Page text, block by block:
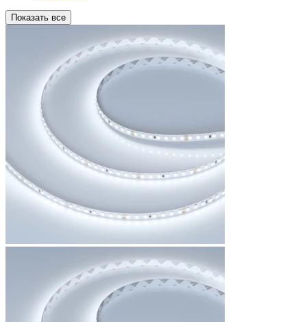
Показать все